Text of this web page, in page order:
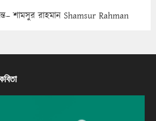
শামসুর রাহমান Shamsur Rahman